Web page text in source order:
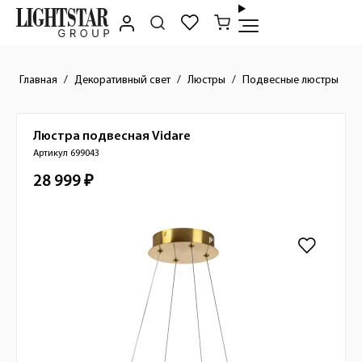
Главная Декоративный свет Люстры Подвесные люстры
Краткое описание товара
Изображения товара
Люстра подвесная Vidare
Артикул 699043
Стоимость товара
28 999 ₽